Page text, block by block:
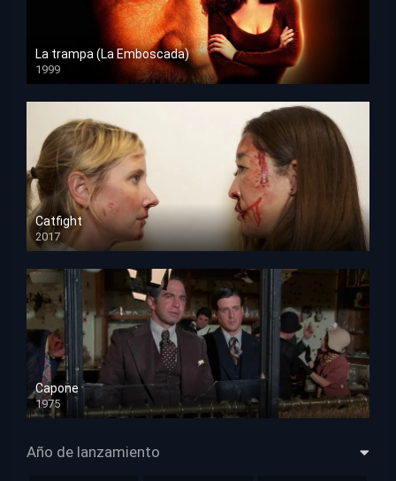
La trampa (La Emboscada)
1999
HD 1080p
Catfight
2017
HD 720p
Capone
1975
HD 1080p
Año de lanzamiento